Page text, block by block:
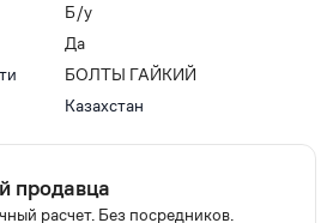
Б/у
Да
БОЛТЫ ГАЙКИЙ
Казахстан
продавца
расчет. Без посредников.